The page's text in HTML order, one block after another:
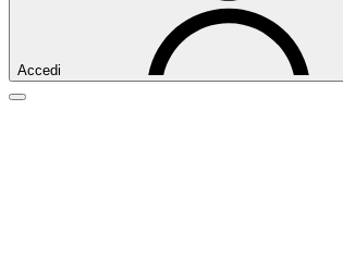
Accedi